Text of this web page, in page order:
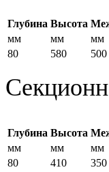
Глубина Высота
мм
мм мм
80
580 500
Глубина Высота
мм
мм мм
80
410 350